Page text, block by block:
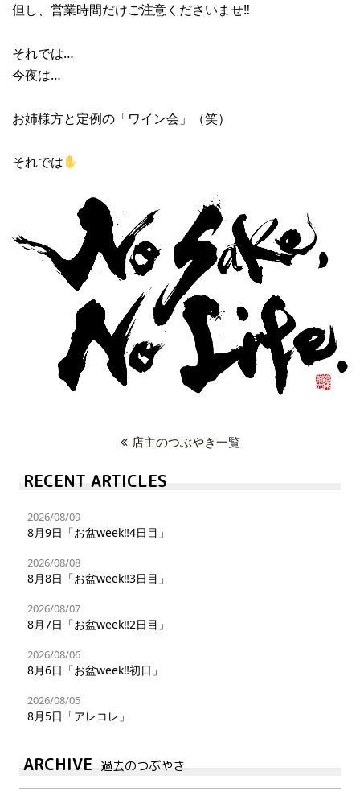
但し、営業時間だけご注意くださいませ‼︎
それでは…
今夜は…
お姉様方と定例の「ワイン会」（笑）
それでは
店主のつぶやき一覧
RECENT ARTICLES
2026/08/09
8月9日「お盆week‼︎4日目」
2026/08/08
8月8日「お盆week‼︎3日目」
2026/08/07
8月7日「お盆week‼︎2日目」
2026/08/06
8月6日「お盆week‼︎初日」
2026/08/05
8月5日「アレコレ」
ARCHIVE 過去のつぶやき